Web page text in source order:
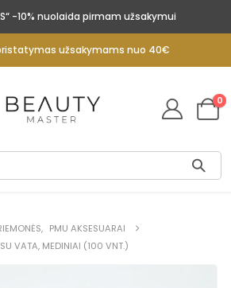
-10% nuolaida pirmam užsakymui
pristatymas užsakymams nuo 40€
0
, PMU AKSESUARAI
VATA, MEDINIAI (100 VNT.)